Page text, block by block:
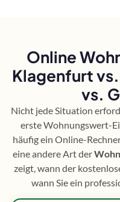
Online
Klagenfurt
vs.
Nicht jede Situation
erste Wohnungswert-
häufig ein Online-
eine andere Art der
zeigt, wann der
wann Sie ein